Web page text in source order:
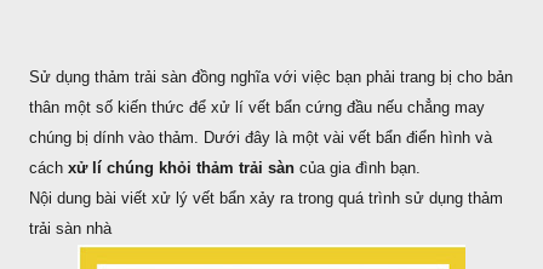
Sử dụng thảm trải sàn đồng nghĩa với việc bạn phải trang bị cho bản
thân một số kiến thức để xử lí vết bẩn cứng đầu nếu chẳng may
chúng bị dính vào thảm. Dưới đây là một vài vết bẩn điển hình và
cách xử lí chúng khỏi thảm trải sàn của gia đình bạn.
Nội dung bài viết xử lý vết bẩn xảy ra trong quá trình sử dụng thảm
trải sàn nhà